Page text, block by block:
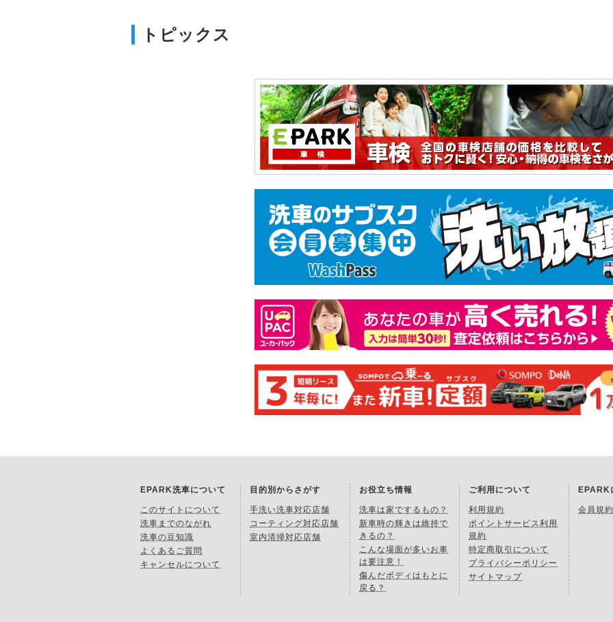
トピックス
EPARK洗車について
このサイトについて
洗車までのながれ
洗車の豆知識
よくあるご質問
キャンセルについて
目的別からさがす
手洗い洗車対応店舗
コーティング対応店舗
室内清掃対応店舗
お役立ち情報
洗車は家でするもの？
新車時の輝きは維持で
きるの？
こんな場面が多いお車
は要注意！
傷んだボディはもとに
戻る？
ご利用について
利用規約
ポイントサービス利用
規約
特定商取引について
プライバシーポリシー
サイトマップ
EPARK
会員規約